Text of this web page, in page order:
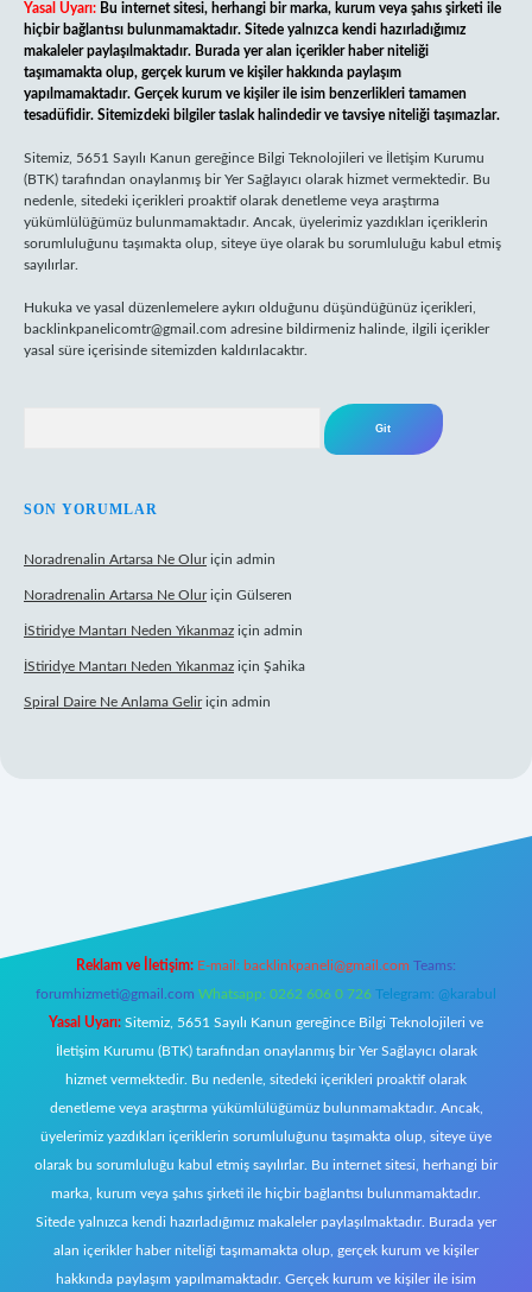
Yasal Uyarı: Bu internet sitesi, herhangi bir marka, kurum veya şahıs şirketi ile
hiçbir bağlantısı bulunmamaktadır. Sitede yalnızca kendi hazırladığımız
makaleler paylaşılmaktadır. Burada yer alan içerikler haber niteliği
taşımamakta olup, gerçek kurum ve kişiler hakkında paylaşım
yapılmamaktadır. Gerçek kurum ve kişiler ile isim benzerlikleri tamamen
tesadüfidir. Sitemizdeki bilgiler taslak halindedir ve tavsiye niteliği taşımazlar.
Sitemiz, 5651 Sayılı Kanun gereğince Bilgi Teknolojileri ve İletişim Kurumu
(BTK) tarafından onaylanmış bir Yer Sağlayıcı olarak hizmet vermektedir. Bu
nedenle, sitedeki içerikleri proaktif olarak denetleme veya araştırma
yükümlülüğümüz bulunmamaktadır. Ancak, üyelerimiz yazdıkları içeriklerin
sorumluluğunu taşımakta olup, siteye üye olarak bu sorumluluğu kabul etmiş
sayılırlar.
Hukuka ve yasal düzenlemelere aykırı olduğunu düşündüğünüz içerikleri,
backlinkpanelicomtr@gmail.com adresine bildirmeniz halinde, ilgili içerikler
yasal süre içerisinde sitemizden kaldırılacaktır.
SON YORUMLAR
Noradrenalin Artarsa Ne Oluriçin admin
Noradrenalin Artarsa Ne Oluriçin Gülseren
İStiridye Mantarı Neden Yıkanmaz için admin
İStiridye Mantarı Neden Yıkanmaz için Şahika
Spiral Daire Ne Anlama Geliriçin admin
Reklam ve İletişim: E-mail: backlinkpaneli@gmail.com Teams:
forumhizmeti@gmail.com Whatsapp: 0262 606 0 726 Telegram: @karabul
Yasal Uyarı: Sitemiz, 5651 Sayılı Kanun gereğince Bilgi Teknolojileri ve
İletişim Kurumu (BTK) tarafından onaylanmış bir Yer Sağlayıcı olarak
hizmet vermektedir. Bu nedenle, sitedeki içerikleri proaktif olarak
denetleme veya araştırma yükümlülüğümüz bulunmamaktadır. Ancak,
üyelerimiz yazdıkları içeriklerin sorumluluğunu taşımakta olup, siteye üye
olarak bu sorumluluğu kabul etmiş sayılırlar. Bu internet sitesi, herhangi bir
marka, kurum veya şahıs şirketi ile hiçbir bağlantısı bulunmamaktadır.
Sitede yalnızca kendi hazırladığımız makaleler paylaşılmaktadır. Burada yer
alan içerikler haber niteliği taşımamakta olup, gerçek kurum ve kişiler
hakkında paylaşım yapılmamaktadır. Gerçek kurum ve kişiler ile isim